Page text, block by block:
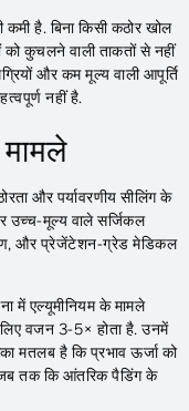
है. बिना किसी कठोर खोल
कुचलने वाली ताकतों से नहीं
और कम मूल्य वाली आपूर्ति
नहीं है.
और पर्यावरणीय सीलिंग के
उच्च-मूल्य वाले सर्जिकल
और प्रेजेंटेशन-ग्रेड मेडिकल
में एल्यूमीनियम के मामले
वजन 3-5× होता है. उनमें
मतलब है कि प्रभाव ऊर्जा को
जब तक कि आंतरिक पैडिंग के